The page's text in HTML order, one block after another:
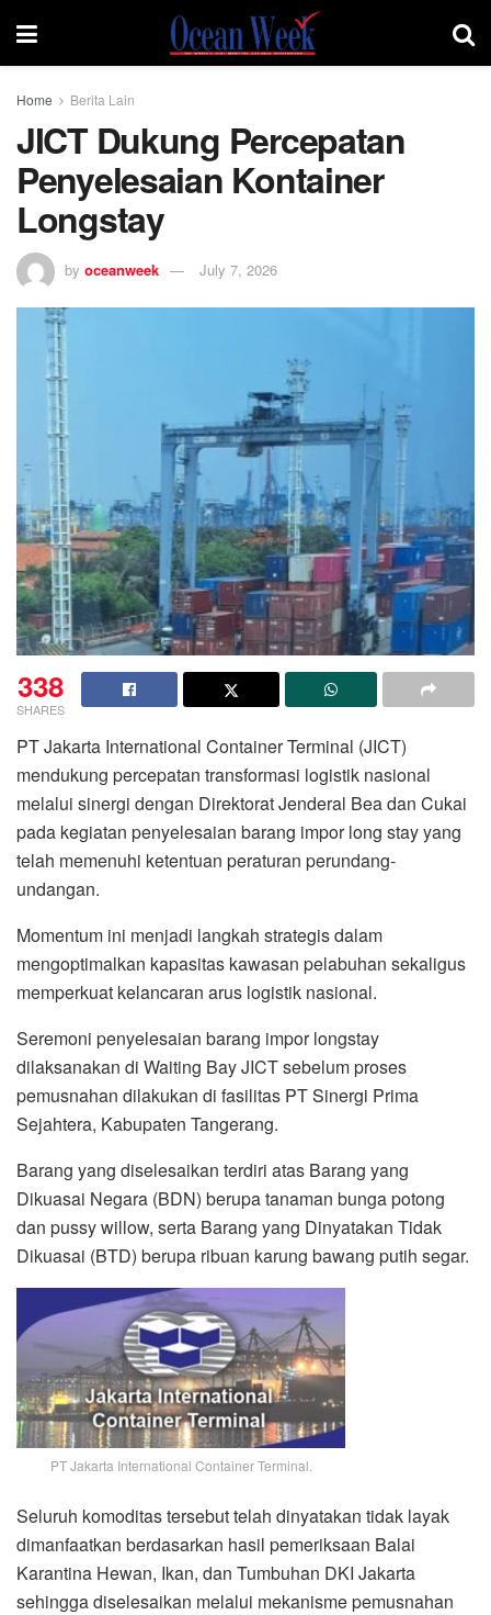
Home Berita Lain
JICT Dukung Percepatan
Penyelesaian Kontainer
Longstay
by oceanweek July 7, 2026
338
SHARES
PT Jakarta International Container Terminal (JICT)
mendukung percepatan transformasi logistik nasional
melalui sinergi dengan Direktorat Jenderal Bea dan Cukai
pada kegiatan penyelesaian barang impor long stay yang
telah memenuhi ketentuan peraturan perundang-
undangan.
Momentum ini menjadi langkah strategis dalam
mengoptimalkan kapasitas kawasan pelabuhan sekaligus
memperkuat kelancaran arus logistik nasional.
Seremoni penyelesaian barang impor longstay
dilaksanakan di Waiting Bay JICT sebelum proses
pemusnahan dilakukan di fasilitas PT Sinergi Prima
Sejahtera, Kabupaten Tangerang.
Barang yang diselesaikan terdiri atas Barang yang
Dikuasai Negara (BDN) berupa tanaman bunga potong
dan pussy willow, serta Barang yang Dinyatakan Tidak
Dikuasai (BTD) berupa ribuan karung bawang putih segar.
PT Jakarta International Container Terminal.
Seluruh komoditas tersebut telah dinyatakan tidak layak
dimanfaatkan berdasarkan hasil pemeriksaan Balai
Karantina Hewan, Ikan, dan Tumbuhan DKI Jakarta
sehingga diselesaikan melalui mekanisme pemusnahan